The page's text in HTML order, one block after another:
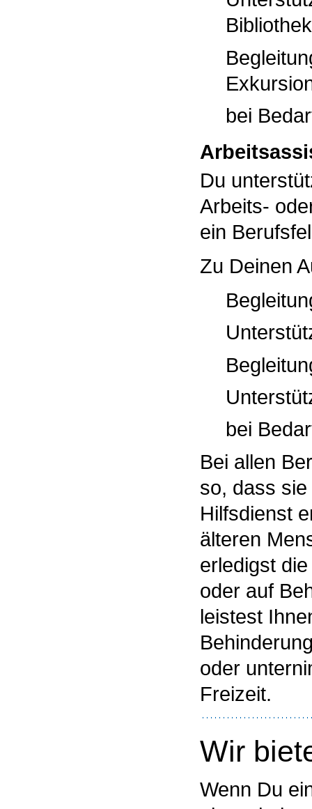
Bibliothek
bei
Du
Arbeits-
ein
Zu Deinen
bei
Bei allen
so, dass
Hilfsdienst
älteren
erledigst
oder auf
leistest
oder
Freizeit.
Wir
Wenn Du